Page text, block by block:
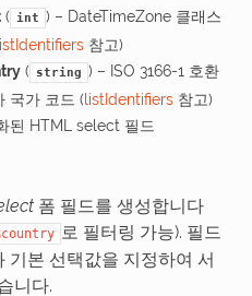
( int ) – DateTimeZone 클래스
참고)
( string ) – ISO 3166-1 호환
국가 코드 (listIdentifiers참고)
된 HTML select 필드
폼 필드를 생성합니다
로 필터링 가능). 필드
기본 선택값을 지정하여 서
니다.